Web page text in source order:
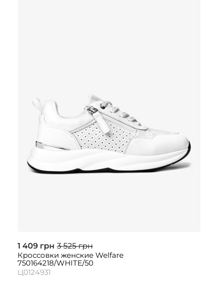
1 409 грн 3 525 грн
Кроссовки женские Welfare
750164218/WHITE/50
Ц0124931